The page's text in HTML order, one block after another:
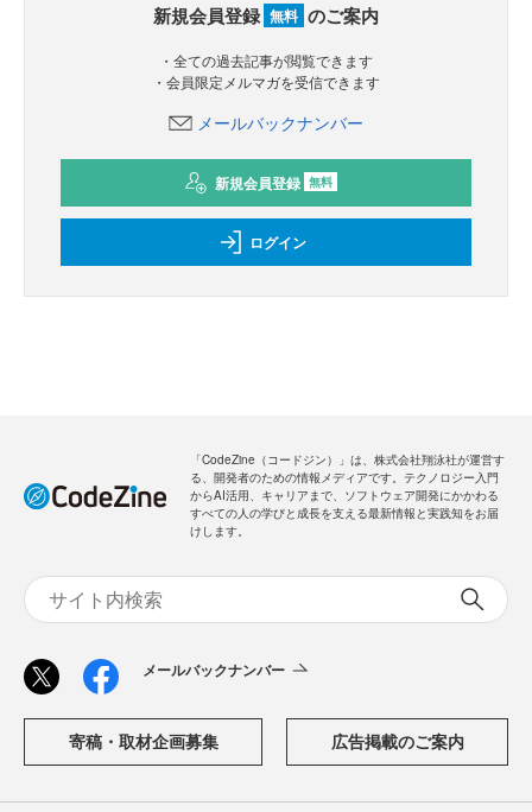
新規会員登録 無料 のご案内
・全ての過去記事が閲覧できます
・会員限定メルマガを受信できます
メールバックナンバー
新規会員登録 無料
ログイン
「CodeZine（コードジン）」は、株式会社翔泳社が運営す
る、開発者のための情報メディアです。テクノロジー入門
からAI活用、キャリアまで、ソフトウェア開発にかかわる
すべての人の学びと成長を支える最新情報と実践知をお届
けします。
メールバックナンバー
寄稿・取材企画募集 広告掲載のご案内